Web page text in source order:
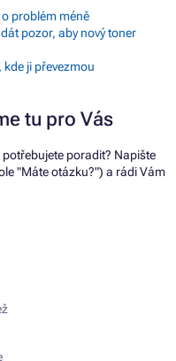
problém méně
pozor, aby nový toner
ji převezmou
tu pro Vás
poradit? Napište
"Máte otázku?") a rádi Vám